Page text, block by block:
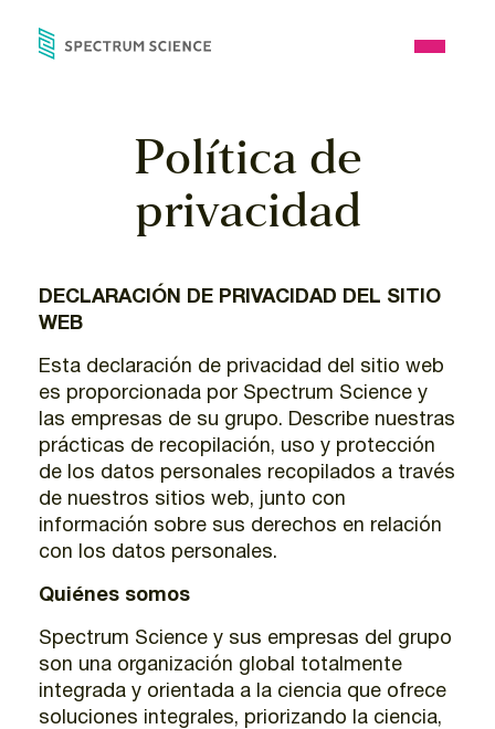
Open
Política de
privacidad
DECLARACIÓN DE PRIVACIDAD DEL SITIO
WEB
Esta declaración de privacidad del sitio web
es proporcionada por Spectrum Science y
las empresas de su grupo. Describe nuestras
prácticas de recopilación, uso y protección
de los datos personales recopilados a través
de nuestros sitios web, junto con
información sobre sus derechos en relación
con los datos personales.
Quiénes somos
Spectrum Science y sus empresas del grupo
son una organización global totalmente
integrada y orientada a la ciencia que ofrece
soluciones integrales, priorizando la ciencia,